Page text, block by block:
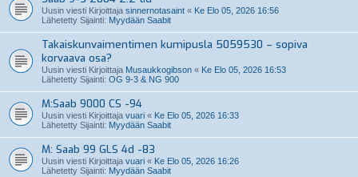
Uusin viesti Kirjoittaja sinnernotasaint « Ke Elo 05, 2026 16:56
Lähetetty Sijainti: Myydään Saabit
Takaiskunvaimentimen kumipusla 5059530 – sopiva
korvaava osa?
Uusin viesti Kirjoittaja Musaukkogibson « Ke Elo 05, 2026 16:53
Lähetetty Sijainti: OG 9-3 & NG 900
M:Saab 9000 CS -94
Uusin viesti Kirjoittaja vuari « Ke Elo 05, 2026 16:33
Lähetetty Sijainti: Myydään Saabit
M: Saab 99 GLS 4d -83
Uusin viesti Kirjoittaja vuari « Ke Elo 05, 2026 16:26
Lähetetty Sijainti: Myydään Saabit